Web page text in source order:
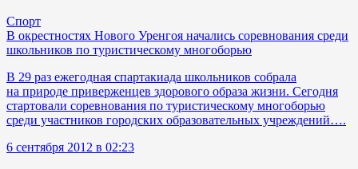
Спорт
В окрестностях Нового Уренгоя начались соревнования среди
школьников по туристическому многоборью
В 29 раз ежегодная спартакиада школьников собрала
на природе приверженцев здорового образа жизни. Сегодня
стартовали соревнования по туристическому многоборью
среди участников городских образовательных учреждений….
6 сентября 2012 в 02:23